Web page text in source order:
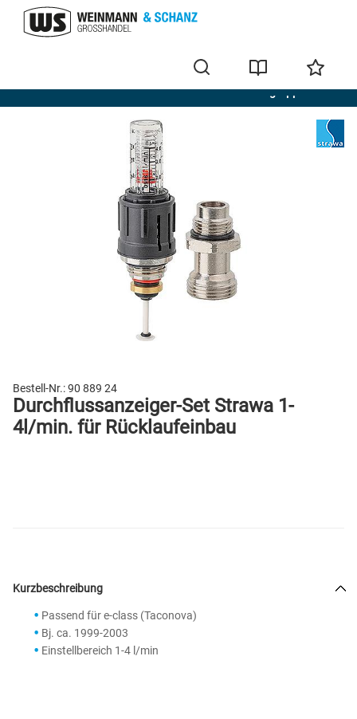
STRAWA - Ersatzteile für Heizkreissets und Aufbaugruppen
Bestell-Nr.:90 889 24
Durchflussanzeiger-Set Strawa 1-
4l/min. für Rücklaufeinbau
Kurzbeschreibung
Passend für e-class (Taconova)
Bj. ca. 1999-2003
Einstellbereich 1-4 l/min